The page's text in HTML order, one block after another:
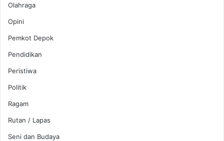
Olahraga
Opini
Pemkot Depok
Pendidikan
Peristiwa
Politik
Ragam
Rutan / Lapas
Seni dan Budaya